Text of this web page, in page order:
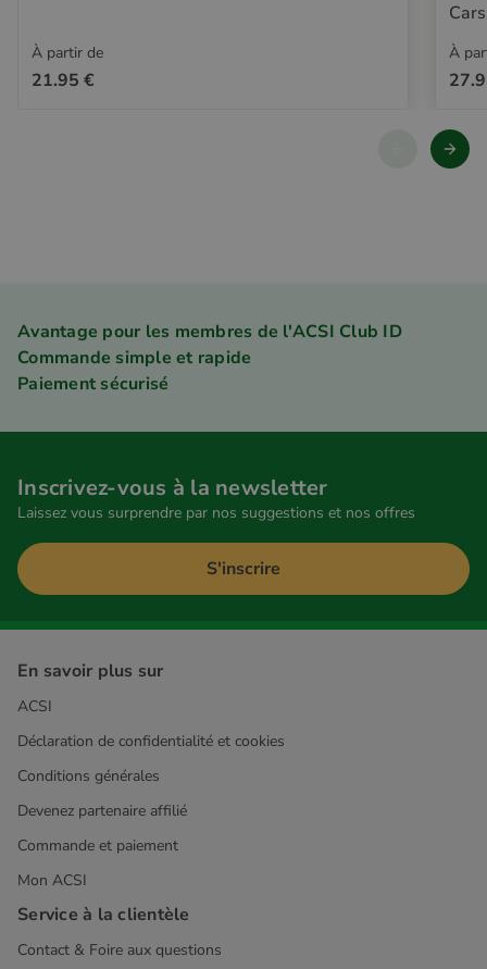
À partir de
21.95 €
Cars
À
Avantage pour les membres de l'ACSI Club ID
Commande simple et rapide
Paiement sécurisé
Inscrivez-vous à la newsletter
Laissez vous surprendre par nos suggestions et nos offres
S'inscrire
En savoir plus sur
ACSI
Déclaration de confidentialité et cookies
Conditions générales
Devenez partenaire affilié
Commande et paiement
Mon ACSI
Service à la clientèle
Contact & Foire aux questions